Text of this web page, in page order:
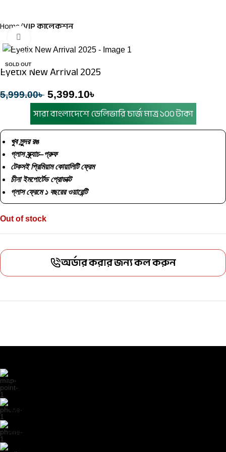
Home VIP কালেকশন
-10%
SOLD OUT
Eyetix New Arrival 2025
5,999.00৳ 5,399.10৳
সারা বাংলাদেশে ডেলিভারি চার্জ মাত্র ১০০ টাকা
খুব সুন্দর রঙ
গ্লাস স্ক্র্যাচ–প্রুফ
টেকসই প্রিমিয়াম কোয়ালিটি ফ্রেম
চীনা ইমপোর্টেড প্রোডাক্ট
গ্লাস ফ্রেমে ১ বছরের ওয়ারেন্টি
Out of stock
অর্ডার করার জন্য কল করুন
Samida Plaza, Bazar Road, Ashuganj, Brahmanbaria
Hotline: 09678-771917
Whatsapp: 8801538033919